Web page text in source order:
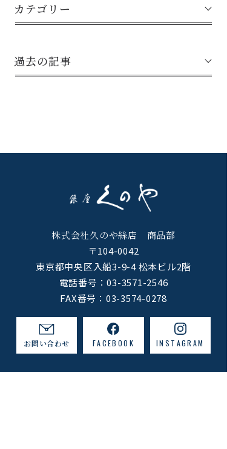
カテゴリー
過去の記事
株式会社久のや絲店 商品部
〒104-0042
東京都中央区入船3-9-4 松本ビル2階
電話番号：03-3571-2546
FAX番号：03-3574-0278
お問い合わせ FACEBOOK INSTAGRAM